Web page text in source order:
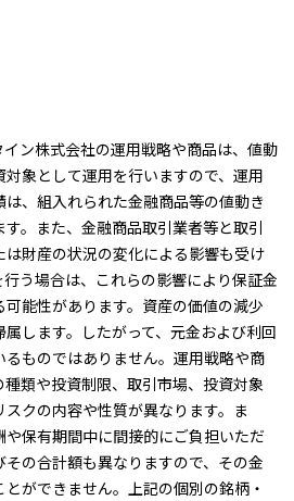
ン株式会社の運用戦略や商品は、値動
象として運用を行いますので、運用
、組入れられた金融商品等の値動き
。また、金融商品取引業者等と取引
財産の状況の変化による影響も受け
う場合は、これらの影響により保証金
能性があります。資産の価値の減少
します。したがって、元金および利回
るものではありません。運用戦略や商
類や投資制限、取引市場、投資対象
クの内容や性質が異なります。ま
保有期間中に間接的にご負担いただ
の合計額も異なりますので、その金
ができません。上記の個別の銘柄・